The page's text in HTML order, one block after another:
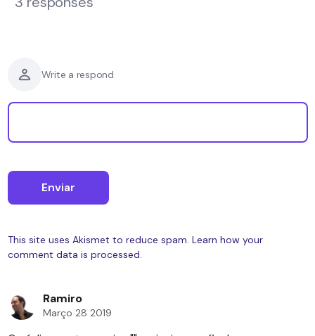
Write a respond
This site uses Akismet to reduce spam. Learn how your
comment data is processed.
Ramiro
Março 28 2019